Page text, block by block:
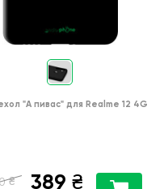
"А пивас" для Realme 12 4G
₴ 389 ₴